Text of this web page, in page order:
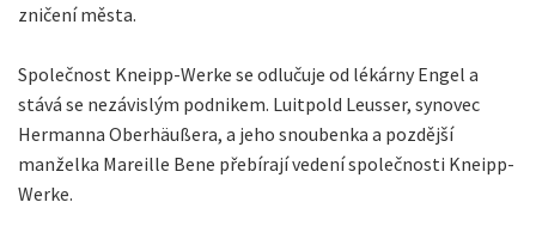
zničení města.
Společnost Kneipp-Werke se odlučuje od lékárny Engel a
stává se nezávislým podnikem. Luitpold Leusser, synovec
Hermanna Oberhäußera, a jeho snoubenka a pozdější
manželka Mareille Bene přebírají vedení společnosti Kneipp-
Werke.